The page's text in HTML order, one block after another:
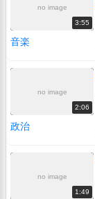
no image
3:55
音楽
no image
2:06
政治
no image
1:49